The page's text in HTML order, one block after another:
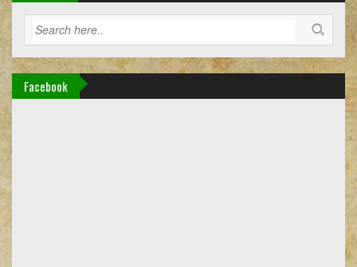
Facebook